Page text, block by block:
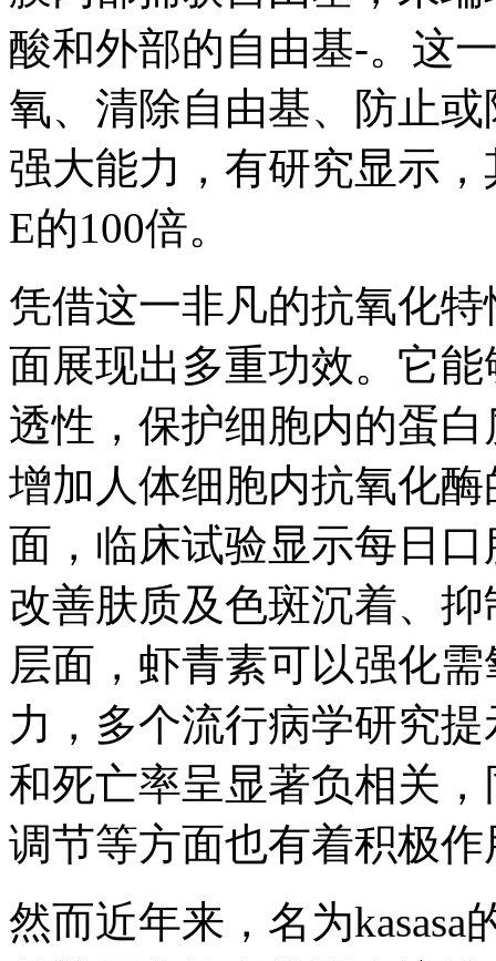
酸和外部的自由基-。这
氧、清除自由基、防止
强大能力，有研究显示
E的100倍。
凭借这一非凡的抗氧化
面展现出多重功效。它
透性，保护细胞内的蛋
增加人体细胞内抗氧化
面，临床试验显示每日
改善肤质及色斑沉着、
层面，虾青素可以强化
力，多个流行病学研究
和死亡率呈显著负相关
调节等方面也有着积极作
然而近年来，名为